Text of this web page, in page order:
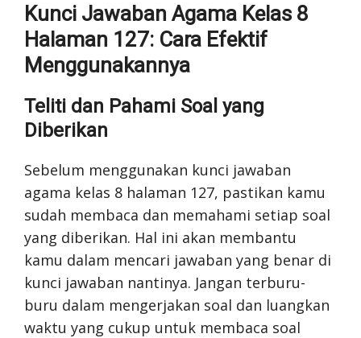
Kunci Jawaban Agama Kelas 8
Halaman 127: Cara Efektif
Menggunakannya
Teliti dan Pahami Soal yang
Diberikan
Sebelum menggunakan kunci jawaban
agama kelas 8 halaman 127, pastikan kamu
sudah membaca dan memahami setiap soal
yang diberikan. Hal ini akan membantu
kamu dalam mencari jawaban yang benar di
kunci jawaban nantinya. Jangan terburu-
buru dalam mengerjakan soal dan luangkan
waktu yang cukup untuk membaca soal